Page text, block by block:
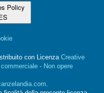
Policy
con Licenza Creative
- Non opere
.